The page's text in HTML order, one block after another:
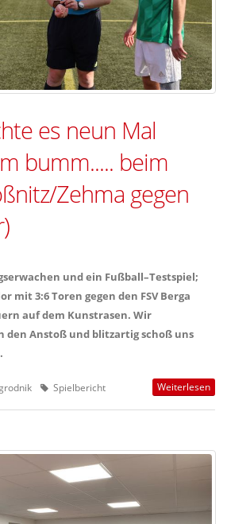
es neun Mal
bumm..... beim
Zehma gegen
und ein Fußball–Testspiel;
mit 3:6 Toren gegen den FSV Berga
auf dem Kunstrasen. Wir
den Anstoß und blitzartig schoß uns
Spielbericht Weiterlesen